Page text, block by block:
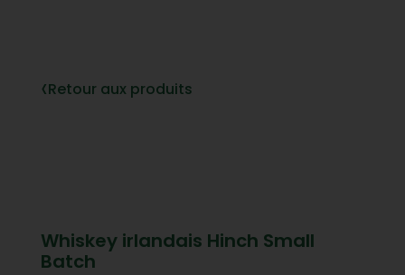
‹Retour aux produits
Whiskey irlandais Hinch Small
Batch